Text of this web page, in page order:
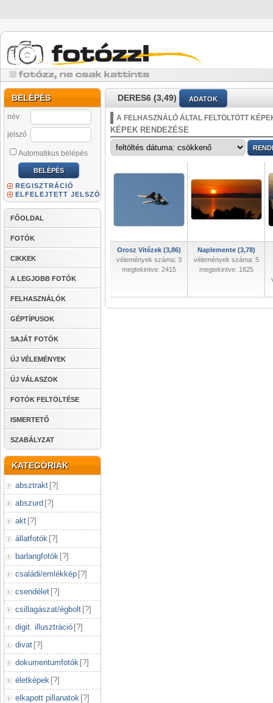
BELÉPÉS
név
jelszó
Automatikus belépés
REGISZTRÁCIÓ
ELFELEJTETT JELSZÓ
FŐOLDAL
FOTÓK
CIKKEK
A LEGJOBB FOTÓK
FELHASZNÁLÓK
GÉPTÍPUSOK
SAJÁT FOTÓK
ÚJ VÉLEMÉNYEK
ÚJ VÁLASZOK
FOTÓK FELTÖLTÉSE
ISMERTETŐ
SZABÁLYZAT
KATEGÓRIÁK
absztrakt [?]
abszurd [?]
akt [?]
állatfotók [?]
barlangfotók [?]
családi/emlékkép [?]
csendélet [?]
csillagászat/égbolt [?]
digit. illusztráció [?]
divat [?]
dokumentumfotók [?]
életképek [?]
elkapott pillanatok [?]
DERES6 (3,49) ADATOK
A FELHASZNÁLÓ ÁLTAL FELTÖLTÖTT
KÉPEK RENDEZÉSE
Orosz Vitézek (3,86)
vélemények száma: 3
megtekintve: 2415
Naplemente (3,78)
vélemények száma: 5
megtekintve: 1825